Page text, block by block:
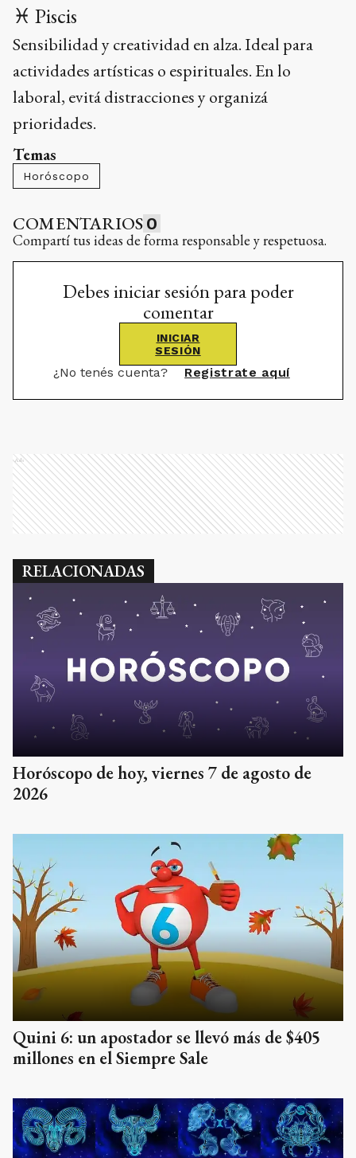
♓ Piscis
Sensibilidad y creatividad en alza. Ideal para
actividades artísticas o espirituales. En lo
laboral, evitá distracciones y organizá
prioridades.
Temas
Horóscopo
COMENTARIOS 0
Compartí tus ideas de forma responsable y respetuosa.
Debes iniciar sesión para poder
comentar
INICIAR
SESIÓN
¿No tenés cuenta? Registrate aquí
Ads
RELACIONADAS
Horóscopo de hoy, viernes 7 de agosto de
2026
Quini 6: un apostador se llevó más de $405
millones en el Siempre Sale